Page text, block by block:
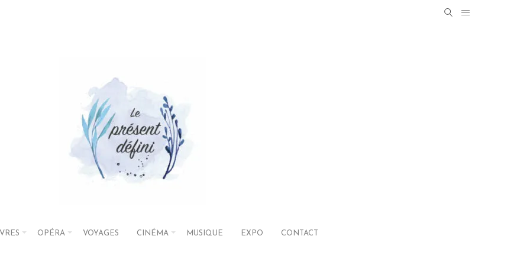
OPÉRA VOYAGES CINÉMA MUSIQUE EXPO CONTACT